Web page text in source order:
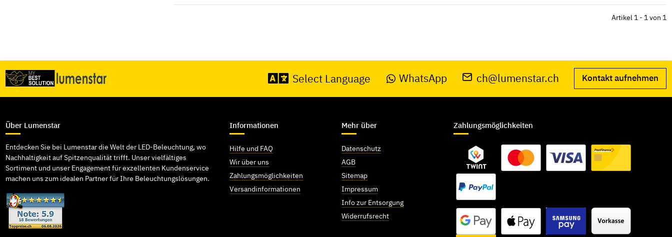
Artikel 1 - 1 von 1
Select Language WhatsApp ch@lumenstar.ch Kontakt aufnehmen
Über Lumenstar
Entdecken Sie bei Lumenstar die Welt der LED-Beleuchtung, wo
Nachhaltigkeit auf Spitzenqualität trifft. Unser vielfältiges
Sortiment und unser Engagement für exzellenten Kundenservice
machen uns zum idealen Partner für Ihre Beleuchtungslösungen.
Informationen
Hilfe und FAQ
Wir über uns
Zahlungsmöglichkeiten
Versandinformationen
Mehr über
Datenschutz
AGB
Sitemap
Impressum
Info zur Entsorgung
Widerrufsrecht
Zahlungsmöglichkeiten